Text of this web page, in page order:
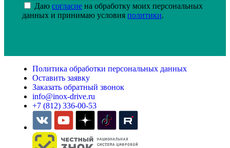
Даю согласие на обработку моих персональных
данных и принимаю условия политики.
Политика обработки персональных данных
Оставить заявку
Заказать обратный звонок
info@inox-drive.ru
+7 (812) 336-00-53